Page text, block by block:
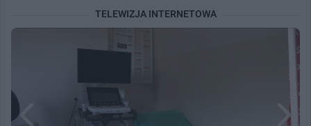
TELEWIZJA INTERNETOWA